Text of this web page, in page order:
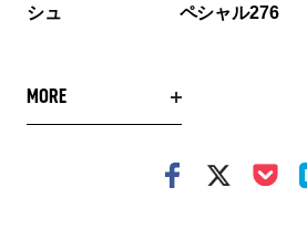
シュ
ペシャル276
MORE